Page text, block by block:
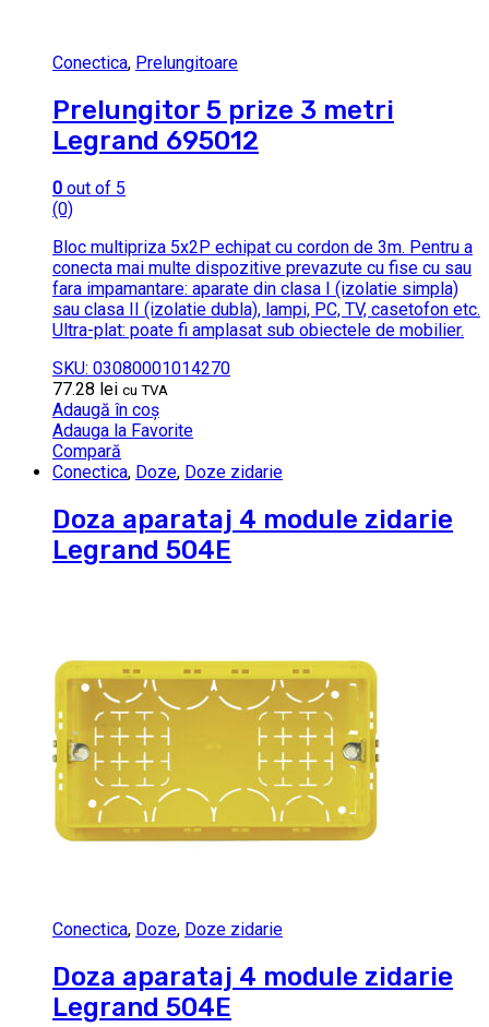
Conectica, Prelungitoare
Prelungitor 5 prize 3 metri
Legrand 695012
0 out of 5
(0)
Bloc multipriza 5x2P echipat cu cordon de 3m. Pentru a
conecta mai multe dispozitive prevazute cu fise cu sau
fara impamantare: aparate din clasa I (izolatie simpla)
sau clasa II (izolatie dubla), lampi, PC, TV, casetofon etc.
Ultra-plat: poate fi amplasat sub obiectele de mobilier.
SKU: 03080001014270
77.28 lei cu TVA
Adaugă în coș
Adauga la Favorite
Compară
Conectica, Doze, Doze zidarie
Doza aparataj 4 module zidarie
Legrand 504E
Conectica, Doze, Doze zidarie
Doza aparataj 4 module zidarie
Legrand 504E